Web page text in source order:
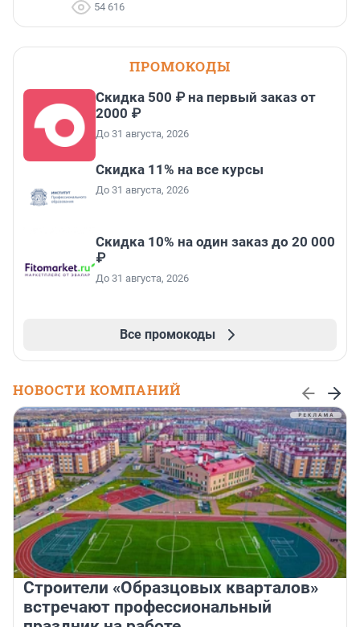
54 616
ПРОМОКОДЫ
Скидка 500 ₽ на первый заказ от
2000 ₽
До 31 августа, 2026
Скидка 11% на все курсы
До 31 августа, 2026
Скидка 10% на один заказ до 20 000
₽
До 31 августа, 2026
Все промокоды
НОВОСТИ КОМПАНИЙ
Строители «Образцовых кварталов»
встречают профессиональный